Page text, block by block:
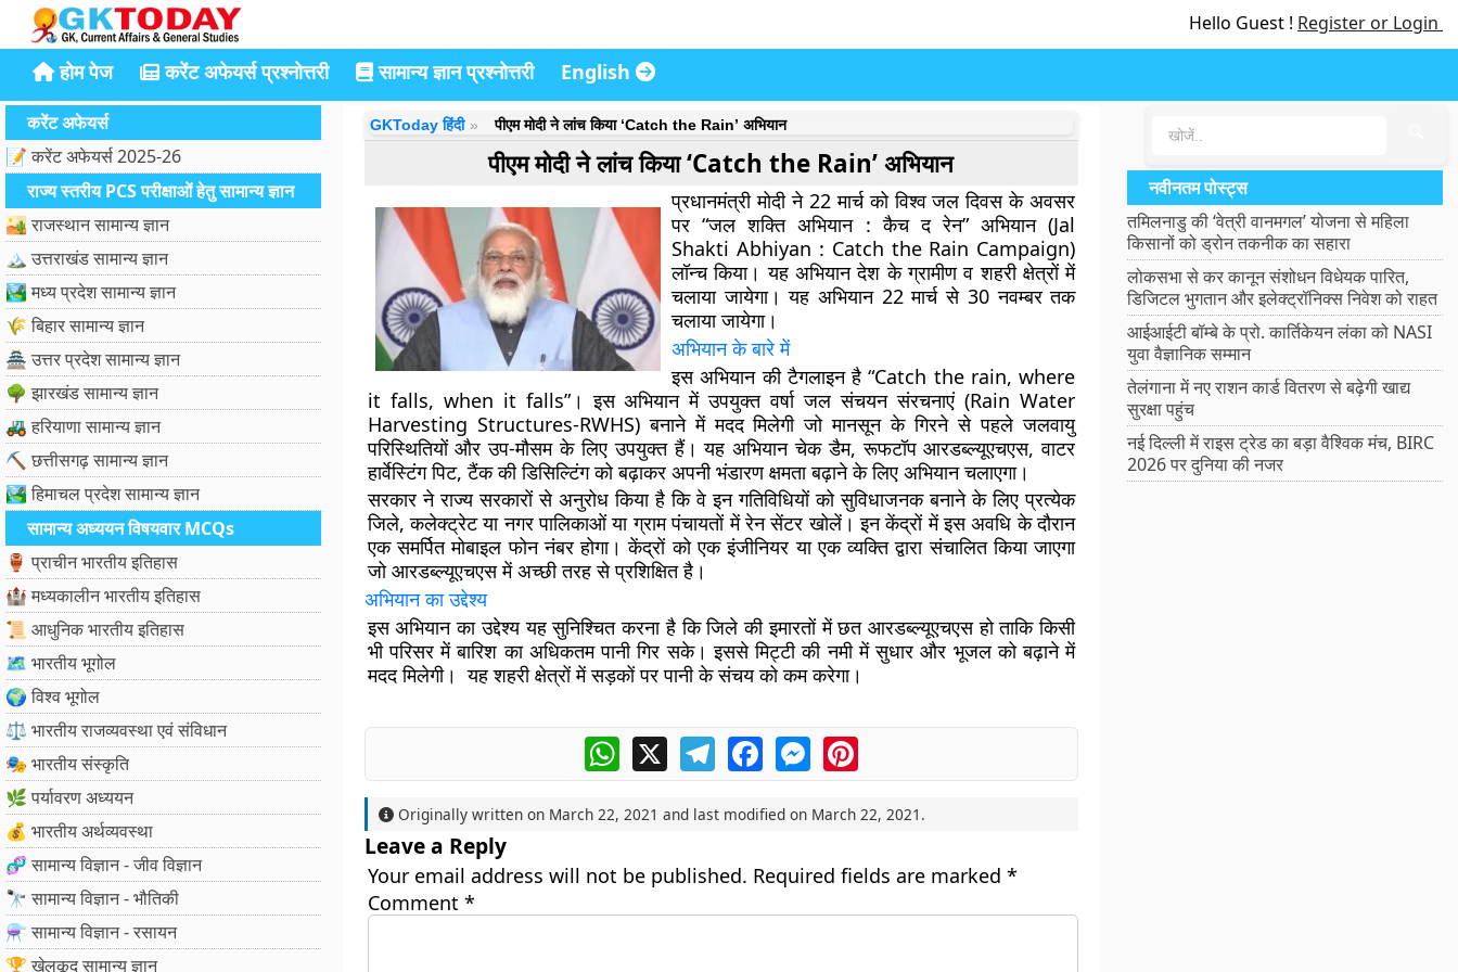
Hello Guest ! Register or Login
होम पेज करेंट अफेयर्स प्रश्नोत्तरी सामान्य ज्ञान प्रश्नोत्तरी English
करेंट अफेयर्स
📝 करेंट अफेयर्स 2025-26
राज्य स्तरीय PCS परीक्षाओं हेतु सामान्य ज्ञान
🏜️ राजस्थान सामान्य ज्ञान
🏔️ उत्तराखंड सामान्य ज्ञान
🏞️ मध्य प्रदेश सामान्य ज्ञान
🌾 बिहार सामान्य ज्ञान
🏯 उत्तर प्रदेश सामान्य ज्ञान
🌳 झारखंड सामान्य ज्ञान
🚜 हरियाणा सामान्य ज्ञान
⛏️ छत्तीसगढ़ सामान्य ज्ञान
🏞️ हिमाचल प्रदेश सामान्य ज्ञान
सामान्य अध्ययन विषयवार MCQs
🏺 प्राचीन भारतीय इतिहास
🏰 मध्यकालीन भारतीय इतिहास
📜 आधुनिक भारतीय इतिहास
🗺️ भारतीय भूगोल
🌍 विश्व भूगोल
⚖️ भारतीय राजव्यवस्था एवं संविधान
🎭 भारतीय संस्कृति
🌿 पर्यावरण अध्ययन
💰 भारतीय अर्थव्यवस्था
🧬 सामान्य विज्ञान - जीव विज्ञान
🔭 सामान्य विज्ञान - भौतिकी
⚗️ सामान्य विज्ञान - रसायन
🏆 खेलकूद सामान्य ज्ञान
GKToday हिंदी पीएम मोदी ने लांच किया ‘Catch the Rain’ अभियान
पीएम मोदी ने लांच किया ‘Catch the Rain’ अभियान
प्रधानमंत्री मोदी ने 22 मार्च को विश्व जल दिवस के अवसर
पर “जल शक्ति अभियान : कैच द रेन” अभियान (Jal
Shakti Abhiyan : Catch the Rain Campaign)
लॉन्च किया। यह अभियान देश के ग्रामीण व शहरी क्षेत्रों में
चलाया जायेगा। यह अभियान 22 मार्च से 30 नवम्बर तक
चलाया जायेगा।
अभियान के बारे में
इस अभियान की टैगलाइन है “Catch the rain, where
it falls, when it falls”। इस अभियान में उपयुक्त वर्षा जल संचयन संरचनाएं (Rain Water
Harvesting Structures-RWHS) बनाने में मदद मिलेगी जो मानसून के गिरने से पहले जलवायु
परिस्थितियों और उप-मौसम के लिए उपयुक्त हैं। यह अभियान चेक डैम, रूफटॉप आरडब्ल्यूएचएस, वाटर
हार्वेस्टिंग पिट, टैंक की डिसिल्टिंग को बढ़ाकर अपनी भंडारण क्षमता बढ़ाने के लिए अभियान चलाएगा।
सरकार ने राज्य सरकारों से अनुरोध किया है कि वे इन गतिविधियों को सुविधाजनक बनाने के लिए प्रत्येक
जिले, कलेक्ट्रेट या नगर पालिकाओं या ग्राम पंचायतों में रेन सेंटर खोलें। इन केंद्रों में इस अवधि के दौरान
एक समर्पित मोबाइल फोन नंबर होगा। केंद्रों को एक इंजीनियर या एक व्यक्ति द्वारा संचालित किया जाएगा
जो आरडब्ल्यूएचएस में अच्छी तरह से प्रशिक्षित है।
अभियान का उद्देश्य
इस अभियान का उद्देश्य यह सुनिश्चित करना है कि जिले की इमारतों में छत आरडब्ल्यूएचएस हो ताकि किसी
भी परिसर में बारिश का अधिकतम पानी गिर सके। इससे मिट्टी की नमी में सुधार और भूजल को बढ़ाने में
मदद मिलेगी। यह शहरी क्षेत्रों में सड़कों पर पानी के संचय को कम करेगा।
WhatsApp
X TelegramFacebookMessengerPinterest
Originally written on March 22, 2021 and last modified on March 22, 2021 .
Leave a Reply
Your email address will not be published. Required fields are marked *
Comment *
नवीनतम पोस्ट्स
तमिलनाडु की ‘वेत्री वानमगल’ योजना से महिला
किसानों को ड्रोन तकनीक का सहारा
लोकसभा से कर कानून संशोधन विधेयक पारित,
डिजिटल भुगतान और इलेक्ट्रॉनिक्स निवेश को राहत
आईआईटी बॉम्बे के प्रो. कार्तिकेयन लंका को NASI
युवा वैज्ञानिक सम्मान
तेलंगाना में नए राशन कार्ड वितरण से बढ़ेगी खाद्य
सुरक्षा पहुंच
नई दिल्ली में राइस ट्रेड का बड़ा वैश्विक मंच, BIRC
2026 पर दुनिया की नजर